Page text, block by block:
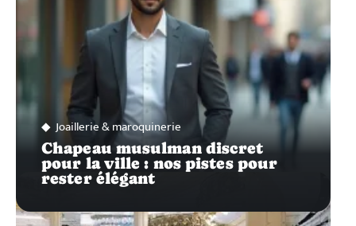
Joaillerie & maroquinerie
Chapeau musulman discret
pour la ville : nos pistes pour
rester élégant